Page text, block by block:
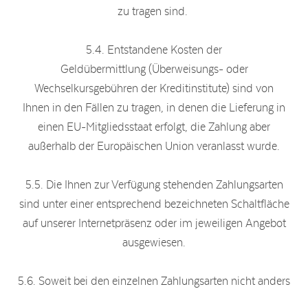
zu tragen sind.
5.4. Entstandene Kosten der
Geldübermittlung (Überweisungs- oder
Wechselkursgebühren der Kreditinstitute) sind von
Ihnen in den Fällen zu tragen, in denen die Lieferung in
einen EU-Mitgliedsstaat erfolgt, die Zahlung aber
außerhalb der Europäischen Union veranlasst wurde.
5.5. Die Ihnen zur Verfügung stehenden Zahlungsarten
sind unter einer entsprechend bezeichneten Schaltfläche
auf unserer Internetpräsenz oder im jeweiligen Angebot
ausgewiesen.
5.6. Soweit bei den einzelnen Zahlungsarten nicht anders